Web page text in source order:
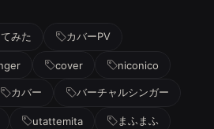
みた カバーPV
cover niconico
カバー バーチャルシンガー
utattemita まふまふ